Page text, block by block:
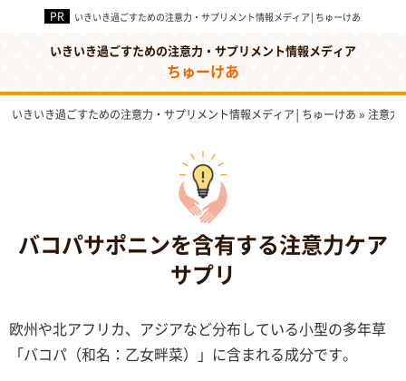
いきいき過ごすための注意力・サプリメント情報メディア│ちゅーけあ
いきいき過ごすための注意力・サプリメント情報メディア
ちゅーけあ
いきいき過ごすための注意力・サプリメント情報メディア│ちゅーけあ »注意力
バコパサポニンを含有する注意力ケア
サプリ
欧州や北アフリカ、アジアなど分布している小型の多年草
「バコパ（和名：乙女畔菜）」に含まれる成分です。